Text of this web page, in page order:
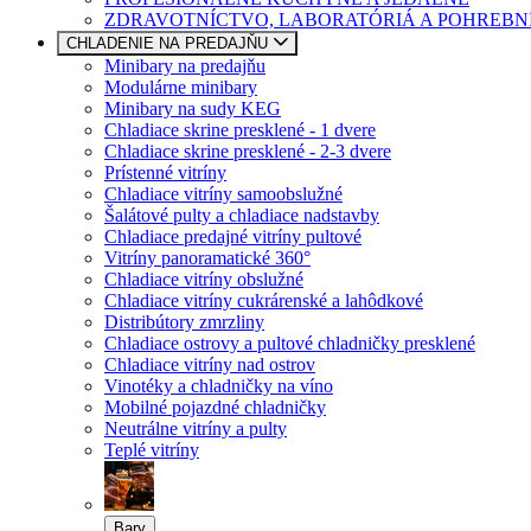
ZDRAVOTNÍCTVO, LABORATÓRIÁ A
CHLADENIE NA PREDAJŇU
Minibary na predajňu
Modulárne minibary
Minibary na sudy KEG
Chladiace skrine presklené - 1 dvere
Chladiace skrine presklené - 2-3 dvere
Prístenné vitríny
Chladiace vitríny samoobslužné
Šalátové pulty a chladiace nadstavby
Chladiace predajné vitríny pultové
Vitríny panoramatické 360°
Chladiace vitríny obslužné
Chladiace vitríny cukrárenské a lahôdkové
Distribútory zmrzliny
Chladiace ostrovy a pultové chladničky presklené
Chladiace vitríny nad ostrov
Vinotéky a chladničky na víno
Mobilné pojazdné chladničky
Neutrálne vitríny a pulty
Teplé vitríny